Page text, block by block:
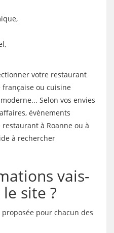
votre restaurant
ou cuisine
Selon vos envies
évènements
à Roanne ou à
à rechercher
vais-
site ?
pour chacun des